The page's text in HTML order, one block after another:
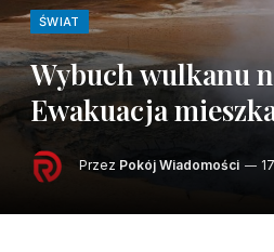
ŚWIAT
Wybuch wulkanu
Ewakuacja
Przez Pokój Wiadomości